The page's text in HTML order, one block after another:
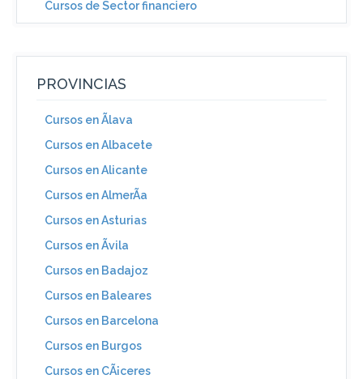
Cursos de Sector financiero
PROVINCIAS
Cursos en Ãlava
Cursos en Albacete
Cursos en Alicante
Cursos en AlmerÃ­a
Cursos en Asturias
Cursos en Ãvila
Cursos en Badajoz
Cursos en Baleares
Cursos en Barcelona
Cursos en Burgos
Cursos en CÃ¡ceres